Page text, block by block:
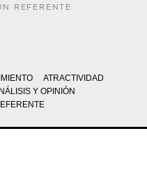
REFERENTE
ATRACTIVIDAD
Y OPINIÓN